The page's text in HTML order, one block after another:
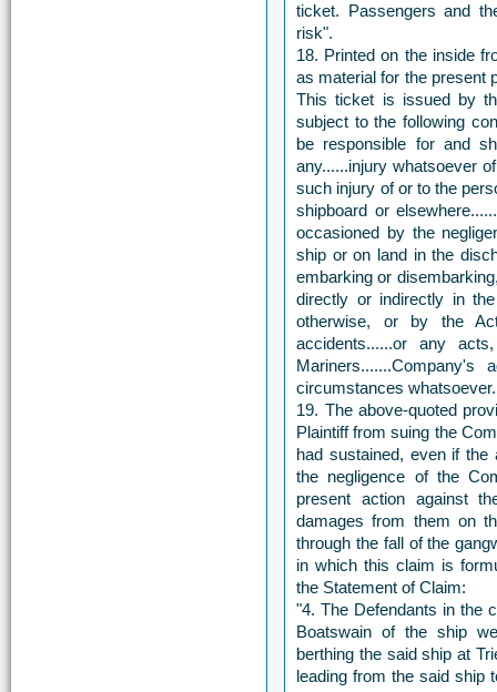
ticket. Passengers and
risk".
18. Printed on the inside
as material for the present
This ticket is issued by
subject to the following
be responsible for and
any......injury whatsoever
such injury of or to the
shipboard or
occasioned by the
ship or on land in the
embarking or
directly or indirectly in
otherwise, or by the
accidents......or any
circumstances
19. The above-quoted
Plaintiff from suing the
had sustained, even if
the negligence of the
present action against
damages from them on
through the fall of the
in which this claim is
the Statement of Claim:
"4. The Defendants in the
Boatswain of the ship
berthing the said ship at
leading from the said ship